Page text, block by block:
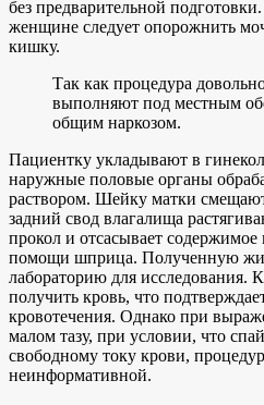
без предварительной
женщине следует опорожнить
кишку.
Так как процедура
выполняют под местным
общим наркозом.
Пациентку укладывают в
наружные половые органы
раствором. Шейку матки
задний свод влагалища
прокол и отсасывает содержимое
помощи шприца. Полученную
лабораторию для исследования.
получить кровь, что
кровотечения. Однако при
малом тазу, при условии, что
свободному току крови,
неинформативной.